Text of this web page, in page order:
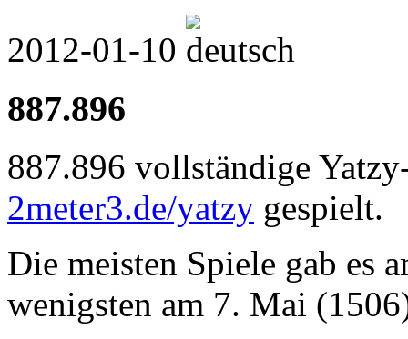
2012-01-10
887.896
887.896 vollständige
2meter3.de/yatzy gespielt.
Die meisten Spiele gab es
wenigsten am 7. Mai